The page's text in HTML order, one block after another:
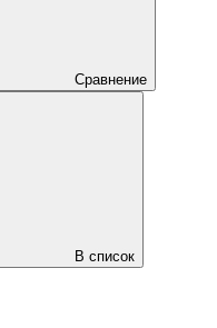
Сравнение
В список